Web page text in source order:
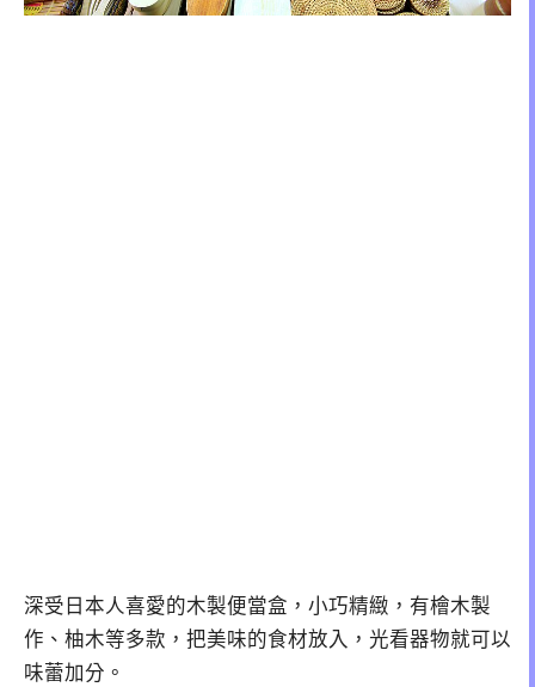
深受日本人喜愛的木製便當盒，小巧精緻，有檜木製
作、柚木等多款，把美味的食材放入，光看器物就可以
味蕾加分。